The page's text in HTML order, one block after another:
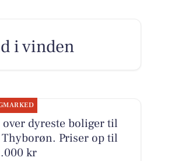
i vinden
over dyreste boliger til
Priser op til
kr